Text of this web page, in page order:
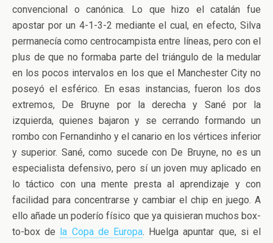
convencional o canónica. Lo que hizo el catalán fue
apostar por un 4-1-3-2 mediante el cual, en efecto, Silva
permanecía como centrocampista entre líneas, pero con el
plus de que no formaba parte del triángulo de la medular
en los pocos intervalos en los que el Manchester City no
poseyó el esférico. En esas instancias, fueron los dos
extremos, De Bruyne por la derecha y Sané por la
izquierda, quienes bajaron y se cerrando formando un
rombo con Fernandinho y el canario en los vértices inferior
y superior. Sané, como sucede con De Bruyne, no es un
especialista defensivo, pero sí un joven muy aplicado en
lo táctico con una mente presta al aprendizaje y con
facilidad para concentrarse y cambiar el chip en juego. A
ello añade un poderío físico que ya quisieran muchos box-
to-box de la Copa de Europa. Huelga apuntar que, si el